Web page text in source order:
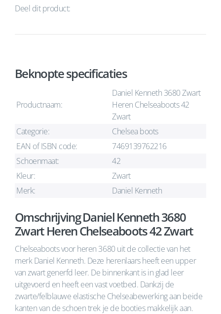
Deel dit product:
Beknopte specificaties
Productnaam:
Daniel Kenneth 3680 Zwart
Heren Chelseaboots 42
Zwart
Categorie:
Chelsea boots
EAN of ISBN code:
7469139762216
Schoenmaat:
42
Kleur:
Zwart
Merk:
Daniel Kenneth
Omschrijving Daniel Kenneth 3680
Zwart Heren Chelseaboots 42 Zwart
Chelseaboots voor heren 3680 uit de collectie van het
merk Daniel Kenneth. Deze herenlaars heeft een upper
van zwart generfd leer. De binnenkant is in glad leer
uitgevoerd en heeft een vast voetbed. Dankzij de
zwarte/felblauwe elastische Chelseabewerking aan beide
kanten van de schoen trek je de booties makkelijk aan.